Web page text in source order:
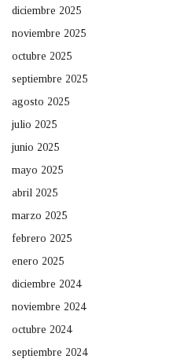
diciembre 2025
noviembre 2025
octubre 2025
septiembre 2025
agosto 2025
julio 2025
junio 2025
mayo 2025
abril 2025
marzo 2025
febrero 2025
enero 2025
diciembre 2024
noviembre 2024
octubre 2024
septiembre 2024